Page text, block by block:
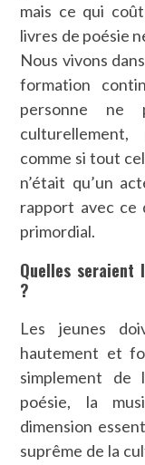
mais ce qui
livres de poésie
Nous vivons
formation
personne ne
culturellement,
comme si tout
n’était qu’un
rapport avec ce
primordial.
Quelles seraient
?
Les jeunes
hautement et
simplement de
poésie, la
dimension
suprême de la